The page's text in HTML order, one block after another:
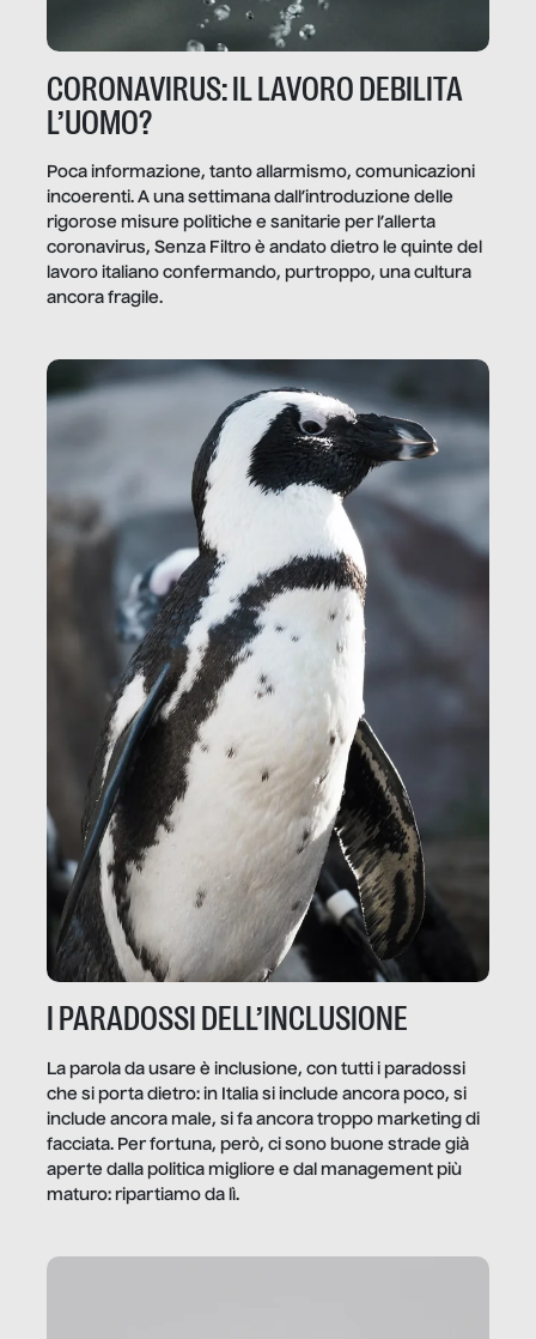
CORONAVIRUS: IL LAVORO DEBILITA
L’UOMO?
Poca informazione, tanto allarmismo, comunicazioni
incoerenti. A una settimana dall’introduzione delle
rigorose misure politiche e sanitarie per l’allerta
coronavirus, Senza Filtro è andato dietro le quinte del
lavoro italiano confermando, purtroppo, una cultura
ancora fragile.
I PARADOSSI DELL’INCLUSIONE
La parola da usare è inclusione, con tutti i paradossi
che si porta dietro: in Italia si include ancora poco, si
include ancora male, si fa ancora troppo marketing di
facciata. Per fortuna, però, ci sono buone strade già
aperte dalla politica migliore e dal management più
maturo: ripartiamo da lì.